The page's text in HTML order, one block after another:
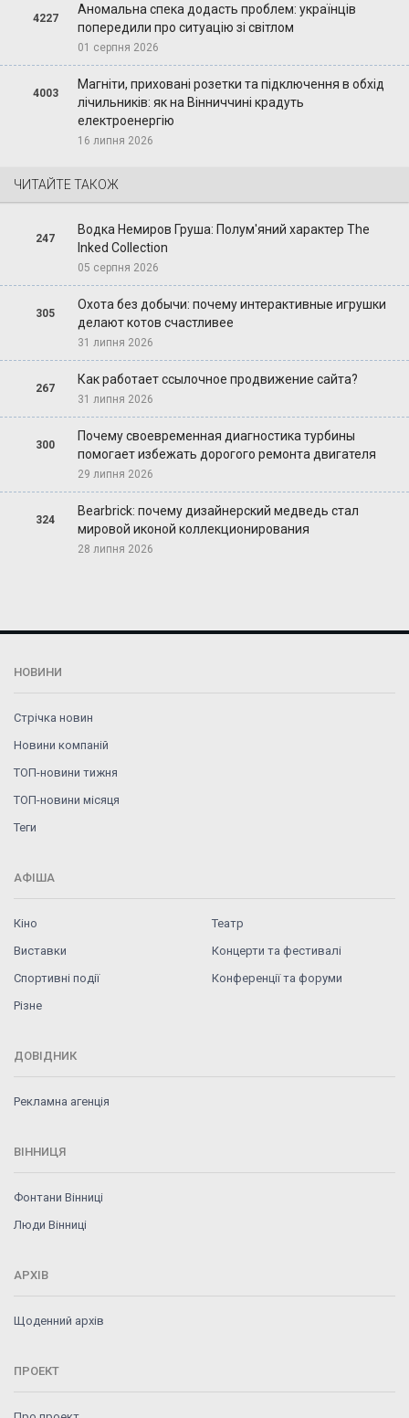
4227
Аномальна спека додасть проблем: українців
попередили про ситуацію зі світлом
01 серпня 2026
4003
Магніти, приховані розетки та підключення в обхід
лічильників: як на Вінниччині крадуть
електроенергію
16 липня 2026
ЧИТАЙТЕ ТАКОЖ
247
Водка Немиров Груша: Полум'яний характер The
Inked Collection
05 серпня 2026
305
Охота без добычи: почему интерактивные игрушки
делают котов счастливее
31 липня 2026
267
Как работает ссылочное продвижение сайта?
31 липня 2026
300
Почему своевременная диагностика турбины
помогает избежать дорогого ремонта двигателя
29 липня 2026
324
Bearbrick: почему дизайнерский медведь стал
мировой иконой коллекционирования
28 липня 2026
НОВИНИ
Стрічка новин
Новини компаній
ТОП-новини тижня
ТОП-новини місяця
Теги
АФІША
Кіно
Театр
Виставки
Концерти та фестивалі
Спортивні події
Конференції та форуми
Різне
ДОВІДНИК
Рекламна агенція
ВІННИЦЯ
Фонтани Вінниці
Люди Вінниці
АРХІВ
Щоденний архів
ПРОЕКТ